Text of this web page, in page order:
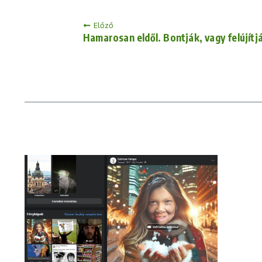
Előző
Hamarosan eldől. Bontják, vagy